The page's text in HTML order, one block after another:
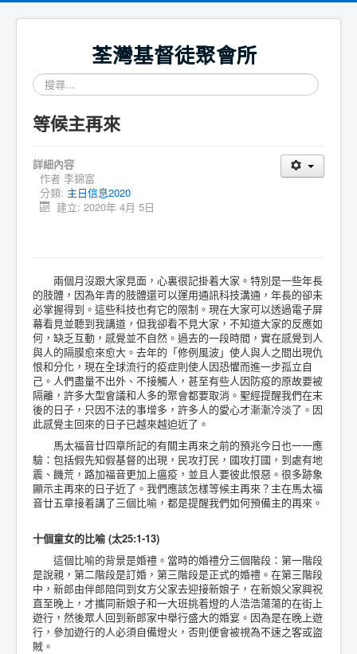
荃灣基督徒聚會所
搜
尋...
等候主再來
詳細內容
作者 李錦富
分類: 主日信息2020
建立: 2020年 4月 5日
兩個月沒跟大家見面，心裏很記掛着大家。特別是一些年長
的肢體，因為年青的肢體還可以運用通訊科技溝通，年長的卻未
必掌握得到。這些科技也有它的限制。現在大家可以透過電子屏
幕看見並聽到我講道，但我卻看不見大家，不知道大家的反應如
何，缺乏互動，感覺並不自然。過去的一段時間，實在感覺到人
與人的隔膜愈來愈大。去年的「修例風波」使人與人之間出現仇
恨和分化，現在全球流行的疫症則使人因恐懼而進一步孤立自
己。人們盡量不出外、不接觸人，甚至有些人因防疫的原故要被
隔離，許多大型會議和人多的聚會都要取消。聖經提醒我們在末
後的日子，只因不法的事增多，許多人的愛心才漸漸冷淡了。因
此感覺主回來的日子已越來越迫近了。
馬太福音廿四章所記的有關主再來之前的預兆今日也一一應
驗：包括假先知假基督的出現，民攻打民，國攻打國，到處有地
震、饑荒，路加福音更加上瘟疫，並且人要彼此恨惡。很多跡象
顯示主再來的日子近了。我們應該怎樣等候主再來？主在馬太福
音廿五章接着講了三個比喻，都是提醒我們如何預備主的再來。
十個童女的比喻 (太25:1-13)
這個比喻的背景是婚禮。當時的婚禮分三個階段：第一階段
是說親，第二階段是訂婚，第三階段是正式的婚禮。在第三階段
中，新郎由伴郎陪同到女方父家去迎接新娘子，在新娘父家興祝
直至晚上，才攜同新娘子和一大班挑着燈的人浩浩蕩蕩的在街上
遊行，然後眾人回到新郎家中舉行盛大的婚宴。因為是在晚上遊
行，參加遊行的人必須自備燈火，否則便會被視為不速之客或盜
賊。